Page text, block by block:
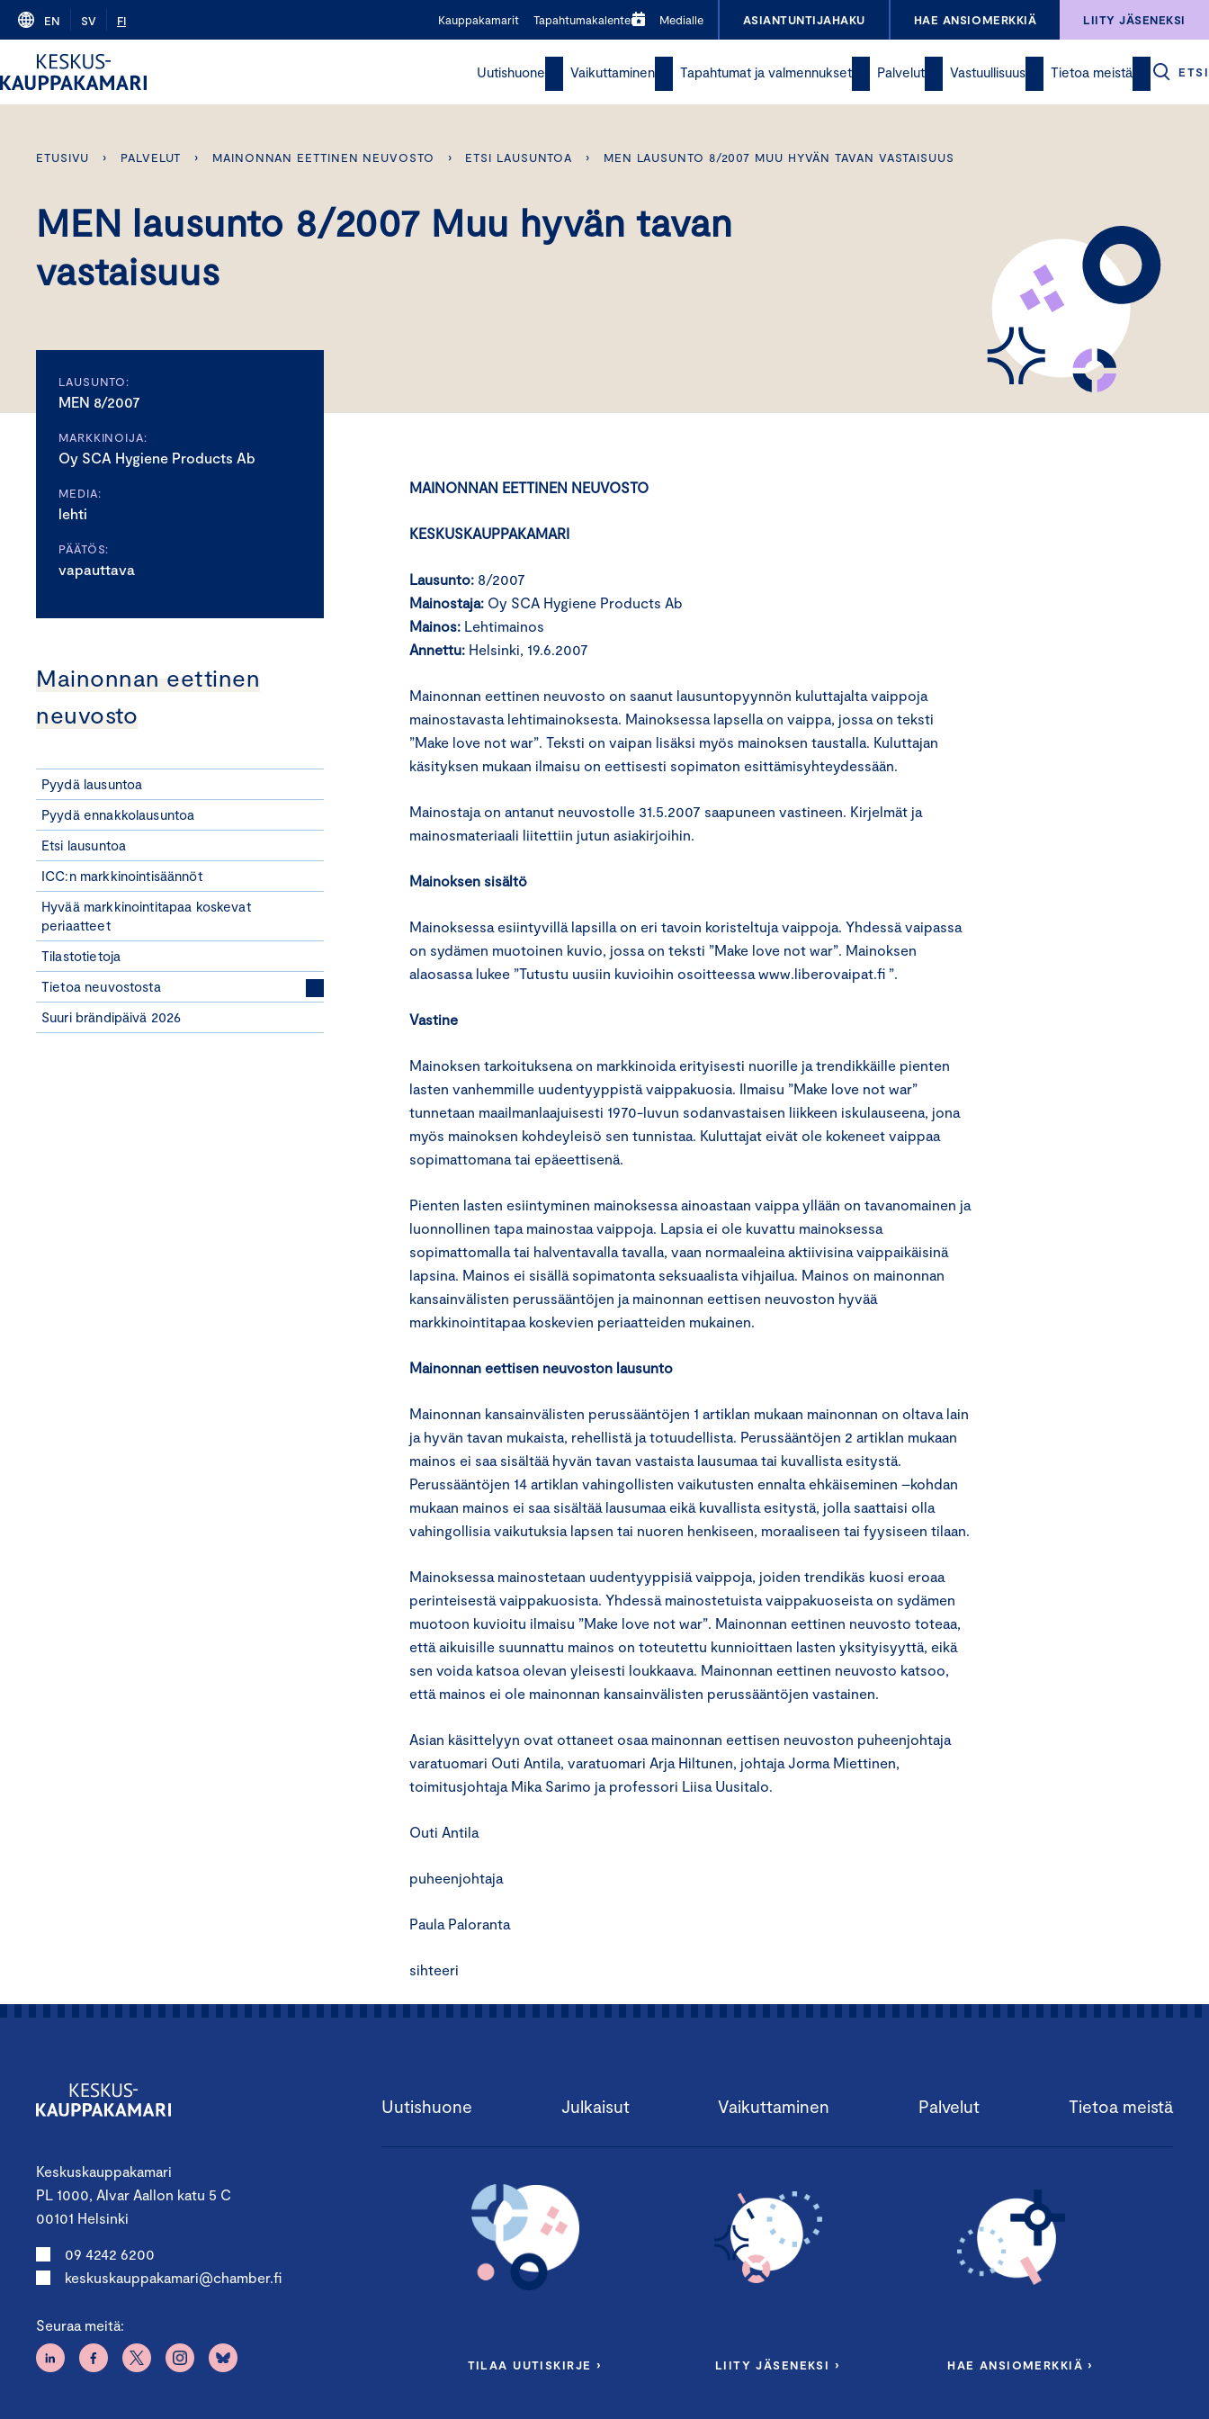
Skip
content
EN SV FI Kauppakamarit Tapahtumakalenteri Medialle ASIANTUNTIJAHAKU HAE ANSIOMERKKIÄ LIITY JÄSENEKSI
Uutishuone Vaikuttaminen Tapahtumat ja valmennukset Palvelut Vastuullisuus Tietoa meistä ETSI
ETUSIVU › PALVELUT › MAINONNAN EETTINEN NEUVOSTO › ETSI LAUSUNTOA › MEN LAUSUNTO 8/2007 MUU HYVÄN TAVAN VASTAISUUS
MEN lausunto 8/2007 Muu hyvän tavan
vastaisuus
LAUSUNTO:
MEN 8/2007
MARKKINOIJA:
Oy SCA Hygiene Products Ab
MEDIA:
lehti
PÄÄTÖS:
vapauttava
Mainonnan eettinen
neuvosto
Pyydä lausuntoa
Pyydä ennakkolausuntoa
Etsi lausuntoa
ICC:n markkinointisäännöt
Hyvää markkinointitapaa koskevat
periaatteet
Tilastotietoja
Tietoa neuvostosta
Suuri brändipäivä 2026
MAINONNAN EETTINEN NEUVOSTO
KESKUSKAUPPAKAMARI
Lausunto: 8/2007
Mainostaja: Oy SCA Hygiene Products Ab
Mainos: Lehtimainos
Annettu: Helsinki, 19.6.2007
Mainonnan eettinen neuvosto on saanut lausuntopyynnön kuluttajalta vaippoja
mainostavasta lehtimainoksesta. Mainoksessa lapsella on vaippa, jossa on teksti
”Make love not war”. Teksti on vaipan lisäksi myös mainoksen taustalla. Kuluttajan
käsityksen mukaan ilmaisu on eettisesti sopimaton esittämisyhteydessään.
Mainostaja on antanut neuvostolle 31.5.2007 saapuneen vastineen. Kirjelmät ja
mainosmateriaali liitettiin jutun asiakirjoihin.
Mainoksen sisältö
Mainoksessa esiintyvillä lapsilla on eri tavoin koristeltuja vaippoja. Yhdessä vaipassa
on sydämen muotoinen kuvio, jossa on teksti ”Make love not war”. Mainoksen
alaosassa lukee ”Tutustu uusiin kuvioihin osoitteessa www.liberovaipat.fi ”.
Vastine
Mainoksen tarkoituksena on markkinoida erityisesti nuorille ja trendikkäille pienten
lasten vanhemmille uudentyyppistä vaippakuosia. Ilmaisu ”Make love not war”
tunnetaan maailmanlaajuisesti 1970-luvun sodanvastaisen liikkeen iskulauseena, jona
myös mainoksen kohdeyleisö sen tunnistaa. Kuluttajat eivät ole kokeneet vaippaa
sopimattomana tai epäeettisenä.
Pienten lasten esiintyminen mainoksessa ainoastaan vaippa yllään on tavanomainen ja
luonnollinen tapa mainostaa vaippoja. Lapsia ei ole kuvattu mainoksessa
sopimattomalla tai halventavalla tavalla, vaan normaaleina aktiivisina vaippaikäisinä
lapsina. Mainos ei sisällä sopimatonta seksuaalista vihjailua. Mainos on mainonnan
kansainvälisten perussääntöjen ja mainonnan eettisen neuvoston hyvää
markkinointitapaa koskevien periaatteiden mukainen.
Mainonnan eettisen neuvoston lausunto
Mainonnan kansainvälisten perussääntöjen 1 artiklan mukaan mainonnan on oltava lain
ja hyvän tavan mukaista, rehellistä ja totuudellista. Perussääntöjen 2 artiklan mukaan
mainos ei saa sisältää hyvän tavan vastaista lausumaa tai kuvallista esitystä.
Perussääntöjen 14 artiklan vahingollisten vaikutusten ennalta ehkäiseminen –kohdan
mukaan mainos ei saa sisältää lausumaa eikä kuvallista esitystä, jolla saattaisi olla
vahingollisia vaikutuksia lapsen tai nuoren henkiseen, moraaliseen tai fyysiseen tilaan.
Mainoksessa mainostetaan uudentyyppisiä vaippoja, joiden trendikäs kuosi eroaa
perinteisestä vaippakuosista. Yhdessä mainostetuista vaippakuoseista on sydämen
muotoon kuvioitu ilmaisu ”Make love not war”. Mainonnan eettinen neuvosto toteaa,
että aikuisille suunnattu mainos on toteutettu kunnioittaen lasten yksityisyyttä, eikä
sen voida katsoa olevan yleisesti loukkaava. Mainonnan eettinen neuvosto katsoo,
että mainos ei ole mainonnan kansainvälisten perussääntöjen vastainen.
Asian käsittelyyn ovat ottaneet osaa mainonnan eettisen neuvoston puheenjohtaja
varatuomari Outi Antila, varatuomari Arja Hiltunen, johtaja Jorma Miettinen,
toimitusjohtaja Mika Sarimo ja professori Liisa Uusitalo.
Outi Antila
puheenjohtaja
Paula Paloranta
sihteeri
Keskuskauppakamari
PL 1000, Alvar Aallon katu 5 C
00101 Helsinki
09 4242 6200
keskuskauppakamari@chamber.fi
Seuraa meitä:
Uutishuone Julkaisut Vaikuttaminen Palvelut Tietoa meistä
TILAA UUTISKIRJE › LIITY JÄSENEKSI › HAE ANSIOMERKKIÄ ›